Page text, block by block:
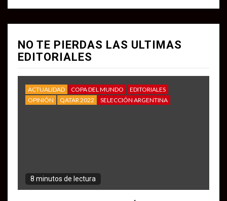
NO TE PIERDAS LAS ULTIMAS
EDITORIALES
ACTUALIDAD COPA DEL MUNDO
EDITORIALES
OPINIÓN
QATAR 2022 SELECCIÓN ARGENTINA
8 minutos de lectura